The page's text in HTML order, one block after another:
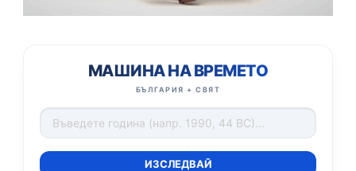
МАШИНА НА ВРЕМЕТО
БЪЛГАРИЯ + СВЯТ
ИЗСЛЕДВАЙ